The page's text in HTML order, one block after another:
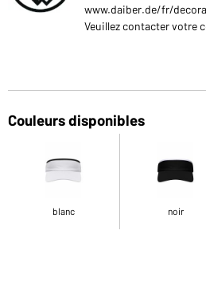
www.daiber.de/fr/
Veuillez contacter votre
Couleurs disponibles
blanc noir